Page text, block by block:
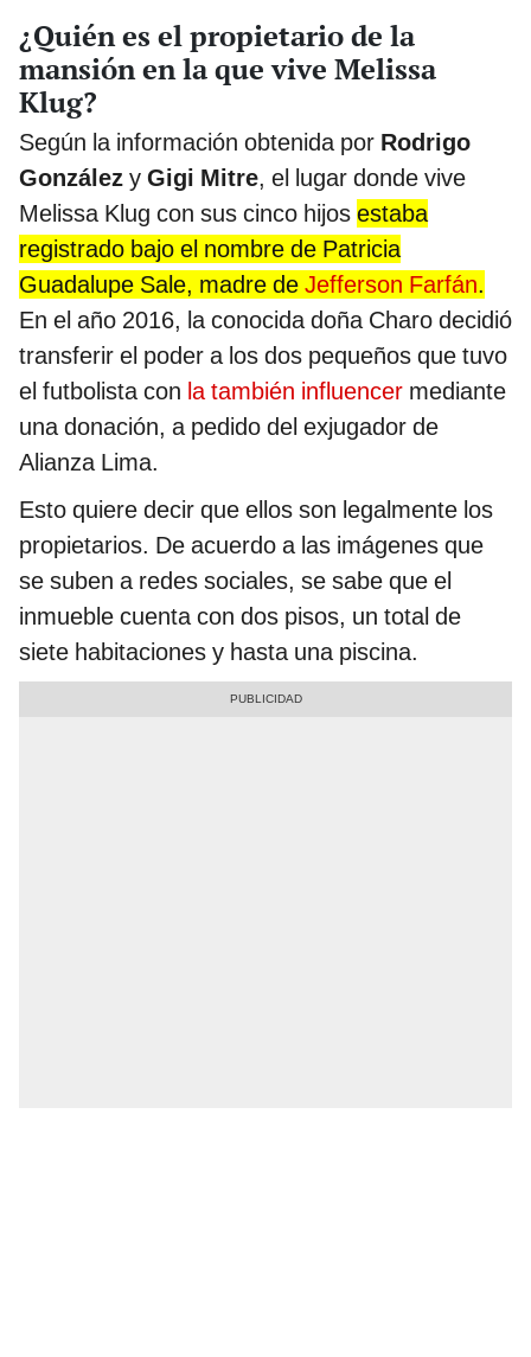
¿Quién es el propietario de la
mansión en la que vive Melissa
Klug?
Según la información obtenida por Rodrigo
González y Gigi Mitre, el lugar donde vive
Melissa Klug con sus cinco hijos estaba
registrado bajo el nombre de Patricia
Guadalupe Sale, madre de Jefferson Farfán.
En el año 2016, la conocida doña Charo decidió
transferir el poder a los dos pequeños que tuvo
el futbolista con la también influencer mediante
una donación, a pedido del exjugador de
Alianza Lima.
Esto quiere decir que ellos son legalmente los
propietarios. De acuerdo a las imágenes que
se suben a redes sociales, se sabe que el
inmueble cuenta con dos pisos, un total de
siete habitaciones y hasta una piscina.